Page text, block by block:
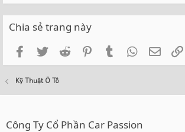
Chia sẻ trang này
FacebookTwitterReddit PinterestTumblrWhatsApp
Email
Kỹ Thuật Ô Tô
Công Ty Cổ Phần Car Passion